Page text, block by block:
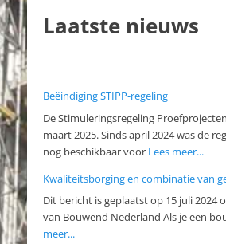
Laatste nieuws
Beëindiging STIPP-regeling
De Stimuleringsregeling
maart 2025. Sinds april 2024 was de
nog beschikbaar voor Lees meer...
Kwaliteitsborging en combinatie van
Dit bericht is geplaatst op 15 juli 2024
van Bouwend Nederland Als je een
meer...